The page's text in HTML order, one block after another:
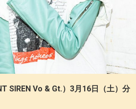
SIREN Vo & Gt.）3月16日（土）分